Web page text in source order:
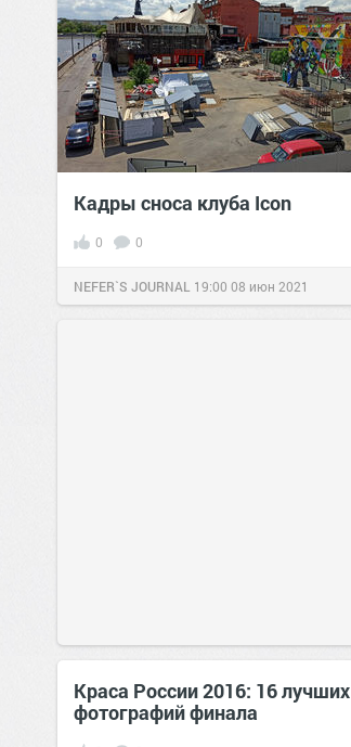
Кадры сноса клуба Icon
0 0
NEFER`S JOURNAL 19:00 08 июн 2021
Краса России 2016: 16 лучших
фотографий финала